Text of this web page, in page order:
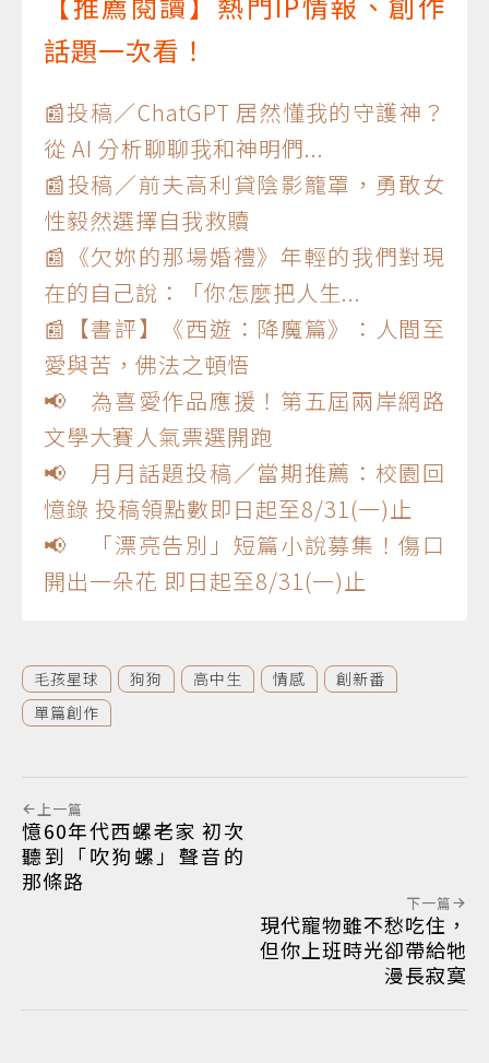
話題一次看！
📰投稿／ChatGPT 居然懂我的守護神？
從 AI 分析聊聊我和神明們...
📰投稿／前夫高利貸陰影籠罩，勇敢女
性毅然選擇自我救贖
📰《欠妳的那場婚禮》年輕的我們對現
在的自己說：「你怎麼把人生...
📰【書評】《西遊：降魔篇》：人間至
愛與苦，佛法之頓悟
📢 為喜愛作品應援！第五屆兩岸網路
文學大賽人氣票選開跑
📢 月月話題投稿／當期推薦：校園回
憶錄 投稿領點數即日起至8/31(一)止
📢 「漂亮告別」短篇小說募集！傷口
開出一朵花 即日起至8/31(一)止
毛孩星球 狗狗 高中生 情感
創新番
單篇創作
上一篇
憶60年代西螺老家 初次
聽到「吹狗螺」聲音的
那條路
下一篇
現代寵物雖不愁吃住，
但你上班時光卻帶給牠
漫長寂寞